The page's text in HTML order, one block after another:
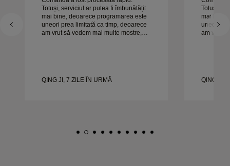
Totuși, serviciul ar putea fi îmbunătățit
mai bine, deoarece programarea este
uneori prea limitată ca timp, deoarece
am vrut să vedem mai multe mostre,
QING JI, 7 ZILE ÎN URMĂ
Totuși,
mai bine,
uneori
am vrut
QING JI,